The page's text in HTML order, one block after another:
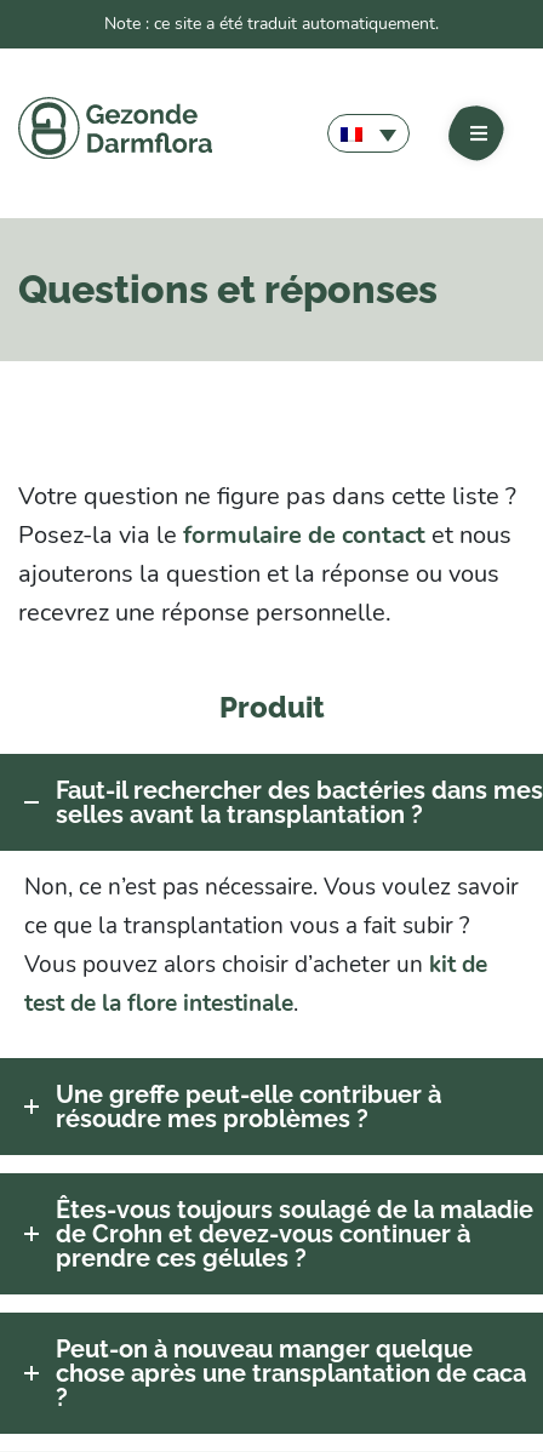
Note : ce site a été traduit automatiquement.
Questions et réponses
Votre question ne figure pas dans cette liste ?
Posez-la via le formulaire de contact et nous
ajouterons la question et la réponse ou vous
recevrez une réponse personnelle.
Produit
Faut-il rechercher des bactéries dans mes
selles avant la transplantation ?
Non, ce n’est pas nécessaire. Vous voulez savoir
ce que la transplantation vous a fait subir ?
Vous pouvez alors choisir d’acheter un kit de
test de la flore intestinale.
Une greffe peut-elle contribuer à
résoudre mes problèmes ?
Êtes-vous toujours soulagé de la maladie
de Crohn et devez-vous continuer à
prendre ces gélules ?
Peut-on à nouveau manger quelque
chose après une transplantation de caca
?